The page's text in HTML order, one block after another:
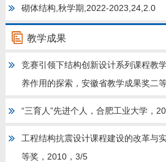
砌体结构,秋学期,2022-2023,24,2.0
教学成果
竞赛引领下结构创新设计系列课程教
养作用的探索，安徽省教学成果奖二
“三育人”先进个人，合肥工业大学，
工程结构抗震设计课程建设的改革与
等奖，2010，3/5